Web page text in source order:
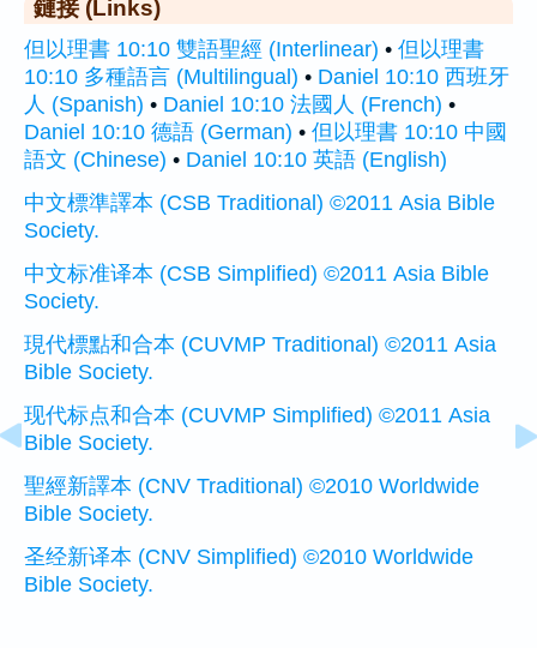
鏈接 (Links)
但以理書 10:10 雙語聖經 (Interlinear) • 但以理書
10:10 多種語言 (Multilingual) • Daniel 10:10 西班牙
人 (Spanish) • Daniel 10:10 法國人 (French) •
Daniel 10:10 德語 (German) • 但以理書 10:10 中國
語文 (Chinese) • Daniel 10:10 英語 (English)
中文標準譯本 (CSB Traditional) ©2011 Asia Bible
Society.
中文标准译本 (CSB Simplified) ©2011 Asia Bible
Society.
現代標點和合本 (CUVMP Traditional) ©2011 Asia
Bible Society.
现代标点和合本 (CUVMP Simplified) ©2011 Asia
Bible Society.
聖經新譯本 (CNV Traditional) ©2010 Worldwide
Bible Society.
圣经新译本 (CNV Simplified) ©2010 Worldwide
Bible Society.